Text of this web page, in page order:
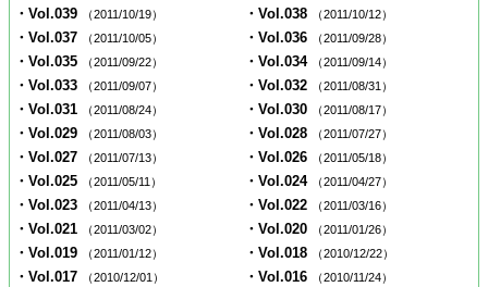
・Vol.039 （2011/10/19） ・Vol.038 （2011/10/12）
・Vol.037 （2011/10/05） ・Vol.036 （2011/09/28）
・Vol.035 （2011/09/22） ・Vol.034 （2011/09/14）
・Vol.033 （2011/09/07） ・Vol.032 （2011/08/31）
・Vol.031 （2011/08/24） ・Vol.030 （2011/08/17）
・Vol.029 （2011/08/03） ・Vol.028 （2011/07/27）
・Vol.027 （2011/07/13） ・Vol.026 （2011/05/18）
・Vol.025 （2011/05/11） ・Vol.024 （2011/04/27）
・Vol.023 （2011/04/13） ・Vol.022 （2011/03/16）
・Vol.021 （2011/03/02） ・Vol.020 （2011/01/26）
・Vol.019 （2011/01/12） ・Vol.018 （2010/12/22）
・Vol.017 （2010/12/01） ・Vol.016 （2010/11/24）